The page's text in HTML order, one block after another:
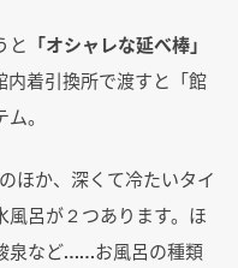
と 「オシャレな延べ棒」
内着引換所で渡すと「館
。
ほか、深くて冷たいタイ
風呂が２つあります。ほ
泉など……お風呂の種類